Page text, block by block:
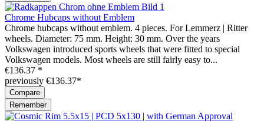
Chrome Hubcaps without Emblem
Chrome hubcaps without emblem. 4 pieces. For Lemmerz | Ritter
wheels. Diameter: 75 mm. Height: 30 mm. Over the years
Volkswagen introduced sports wheels that were fitted to special
Volkswagen models. Most wheels are still fairly easy to...
€136.37 *
previously €136.37*
Compare
Remember